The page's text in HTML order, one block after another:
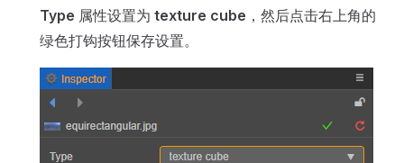
Type 属性设置为 texture cube ，然后点击右上角的
绿色打钩按钮保存设置。